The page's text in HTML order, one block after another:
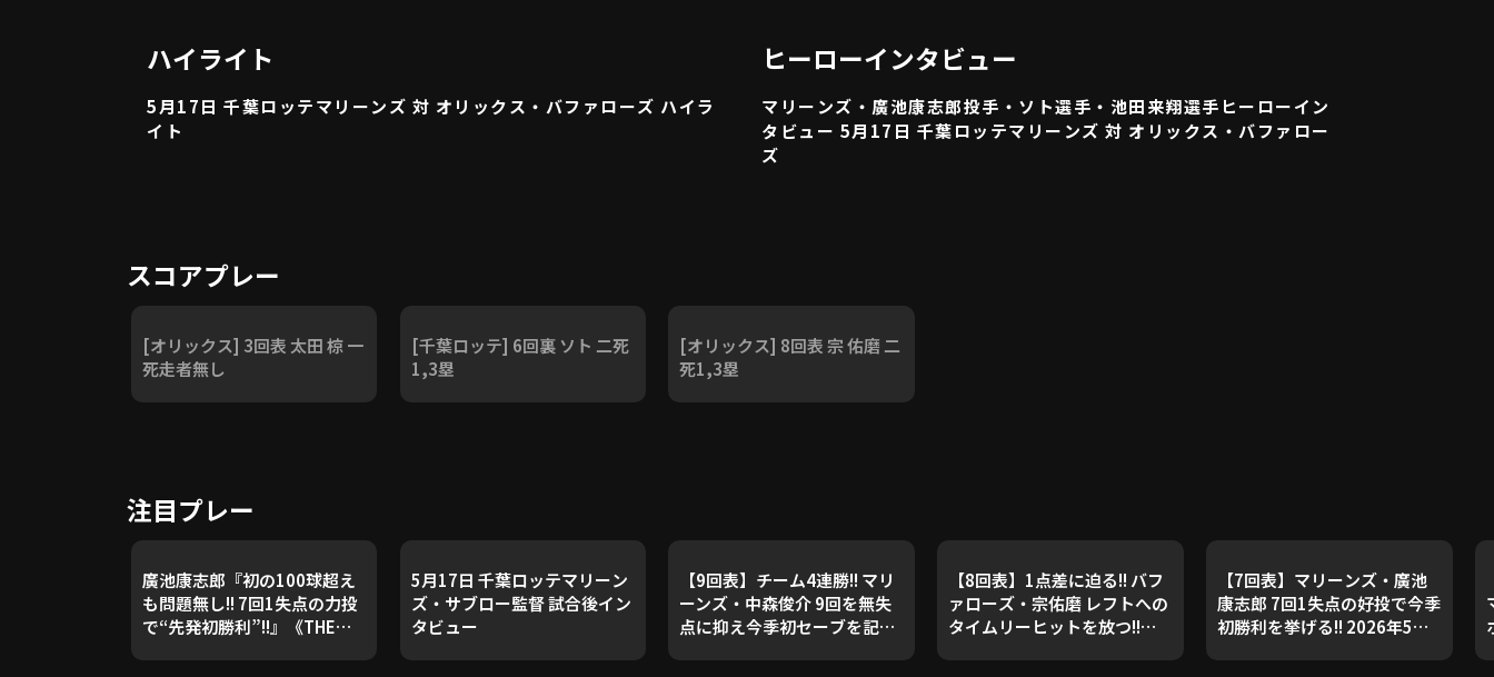
ハイライト
5月17日 千葉ロッテマリーンズ 対 オリックス・バファローズ ハイラ
イト
ヒーローインタビュー
マリーンズ・廣池康志郎投手・ソト選手・池田来翔選手ヒーローイン
タビュー 5月17日 千葉ロッテマリーンズ 対 オリックス・バファロー
ズ
スコアプレー
[オリックス] 3回表 太田 椋 一
死走者無し
[千葉ロッテ] 6回裏 ソト 二死
1,3塁
[オリックス] 8回表 宗 佑磨 二
死1,3塁
注目プレー
廣池康志郎『初の100球超え
も問題無し!! 7回1失点の力投
で“先発初勝利”!!』《THE
5月17日 千葉ロッテマリーン
ズ・サブロー監督 試合後イン
タビュー
【9回表】チーム4連勝!! マリ
ーンズ・中森俊介 9回を無失
点に抑え今季初セーブを記
【8回表】1点差に迫る!! バフ
ァローズ・宗佑磨 レフトへの
タイムリーヒットを放つ!!
【7回表】マリーンズ・廣池
康志郎 7回1失点の好投で今季
初勝利を挙げる!! 2026年5月